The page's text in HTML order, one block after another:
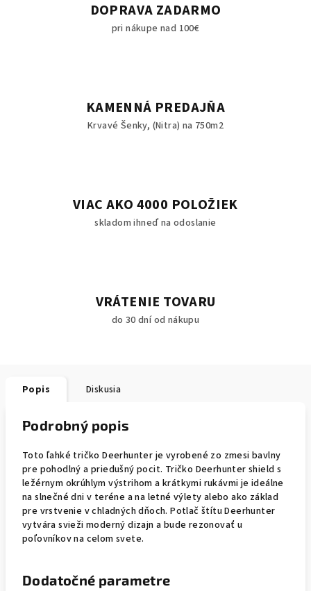
DOPRAVA ZADARMO
pri nákupe nad 100€
KAMENNÁ PREDAJŇA
Krvavé Šenky, (Nitra) na 750m2
VIAC AKO 4000 POLOŽIEK
skladom ihneď na odoslanie
VRÁTENIE TOVARU
do 30 dní od nákupu
Popis Diskusia
Podrobný popis
Toto ľahké tričko Deerhunter je vyrobené zo zmesi bavlny
pre pohodlný a priedušný pocit. Tričko Deerhunter shield s
ležérnym okrúhlym výstrihom a krátkymi rukávmi je ideálne
na slnečné dni v teréne a na letné výlety alebo ako základ
pre vrstvenie v chladných dňoch. Potlač štítu Deerhunter
vytvára svieži moderný dizajn a bude rezonovať u
poľovníkov na celom svete.
Dodatočné parametre